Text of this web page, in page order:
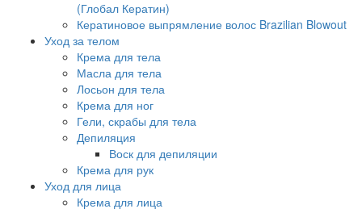
(Глобал Кератин)
Кератиновое выпрямление волос Brazilian Blowout
Уход за телом
Крема для тела
Масла для тела
Лосьон для тела
Крема для ног
Гели, скрабы для тела
Депиляция
Воск для депиляции
Крема для рук
Уход для лица
Крема для лица